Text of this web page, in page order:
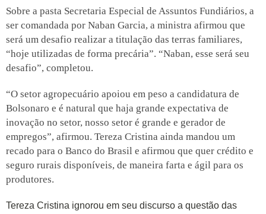
Sobre a pasta Secretaria Especial de Assuntos Fundiários, a
ser comandada por Naban Garcia, a ministra afirmou que
será um desafio realizar a titulação das terras familiares,
“hoje utilizadas de forma precária”. “Naban, esse será seu
desafio”, completou.
“O setor agropecuário apoiou em peso a candidatura de
Bolsonaro e é natural que haja grande expectativa de
inovação no setor, nosso setor é grande e gerador de
empregos”, afirmou. Tereza Cristina ainda mandou um
recado para o Banco do Brasil e afirmou que quer crédito e
seguro rurais disponíveis, de maneira farta e ágil para os
produtores.
Tereza Cristina ignorou em seu discurso a questão das